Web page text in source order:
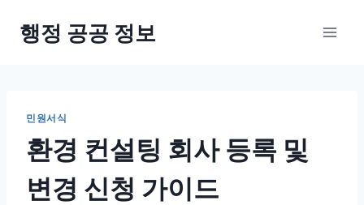
행정 공공 정보
민원서식
환경 컨설팅 회사 등록 및
변경 신청 가이드